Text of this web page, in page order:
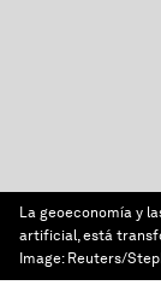
La geoeconomía y
artificial, está
Image: Reuters/